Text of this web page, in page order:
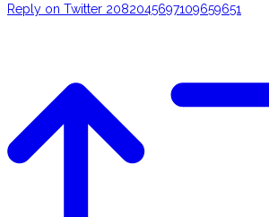
Reply on Twitter 2082045697109659651